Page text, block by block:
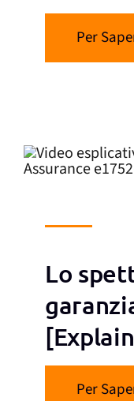
Per
Lo
Per